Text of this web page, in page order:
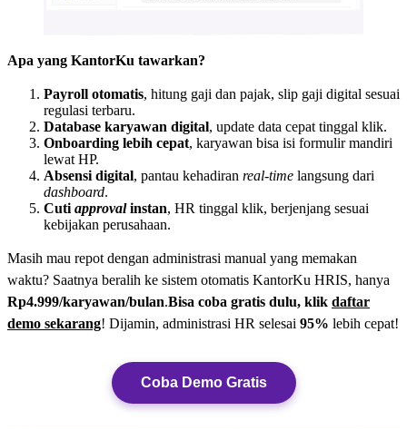
Apa yang KantorKu tawarkan?
Payroll otomatis, hitung gaji dan pajak, slip gaji digital sesuai
regulasi terbaru.
Database karyawan digital, update data cepat tinggal klik.
Onboarding lebih cepat, karyawan bisa isi formulir mandiri
lewat HP.
Absensi digital, pantau kehadiran real-time langsung dari
dashboard.
Cuti approvalinstan, HR tinggal klik, berjenjang sesuai
kebijakan perusahaan.
Masih mau repot dengan administrasi manual yang memakan
waktu? Saatnya beralih ke sistem otomatis KantorKu HRIS, hanya
Rp4.999/karyawan/bulan.Bisa coba gratis dulu, klik daftar
demo sekarang! Dijamin, administrasi HR selesai 95% lebih cepat!
Coba Demo Gratis